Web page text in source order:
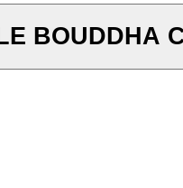
BOUDDHA